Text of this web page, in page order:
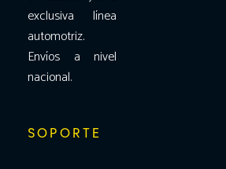
exclusiva línea
automotriz.
Envíos a nivel
nacional.
SOPORTE